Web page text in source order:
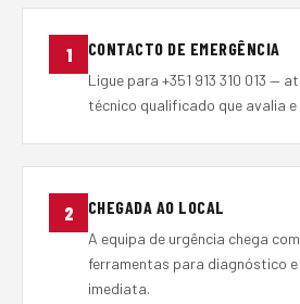
1 CONTACTO DE EMERGÊNCIA
Ligue para +351 913 310 013 —
técnico qualificado que avalia
2 CHEGADA AO LOCAL
A equipa de urgência chega
ferramentas para diagnóstico
imediata.